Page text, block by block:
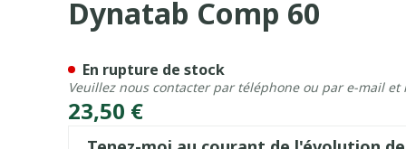
Dynatab Comp 60
23,50 €
En rupture de stock
Veuillez nous contacter par téléphone ou par e-mail